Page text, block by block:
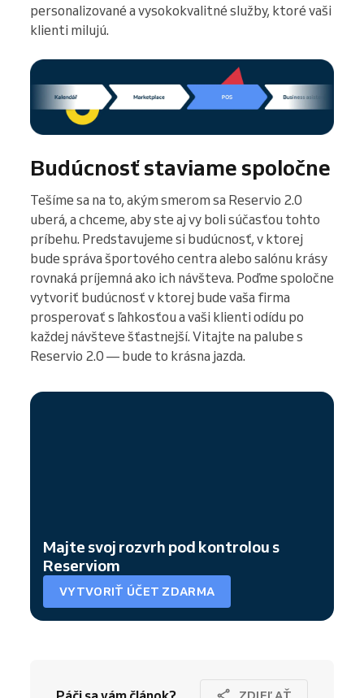
personalizované a vysokokvalitné služby, ktoré vaši
klienti milujú.
Budúcnosť staviame spoločne
Tešíme sa na to, akým smerom sa Reservio 2.0
uberá, a chceme, aby ste aj vy boli súčasťou tohto
príbehu. Predstavujeme si budúcnosť, v ktorej
bude správa športového centra alebo salónu krásy
rovnaká príjemná ako ich návšteva. Poďme spoločne
vytvoriť budúcnosť v ktorej bude vaša firma
prosperovať s ľahkosťou a vaši klienti odídu po
každej návšteve šťastnejší. Vitajte na palube s
Reservio 2.0 — bude to krásna jazda.
Majte svoj rozvrh pod kontrolou s
Reserviom
VYTVORIŤ ÚČET ZDARMA